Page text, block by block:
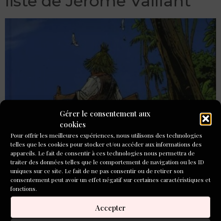
Gérer le consentement aux
cookies
Pour offrir les meilleures expériences, nous utilisons des technologies
telles que les cookies pour stocker et/ou accéder aux informations des
appareils. Le fait de consentir à ces technologies nous permettra de
traiter des données telles que le comportement de navigation ou les ID
uniques sur ce site. Le fait de ne pas consentir ou de retirer son
consentement peut avoir un effet négatif sur certaines caractéristiques et
fonctions.
Accepter
À mes amis j’offrirai un chouette roman policier de Valerio
Varesi, comme « Le Fleuve des Brumes »
Les livres à offrir à Noël :